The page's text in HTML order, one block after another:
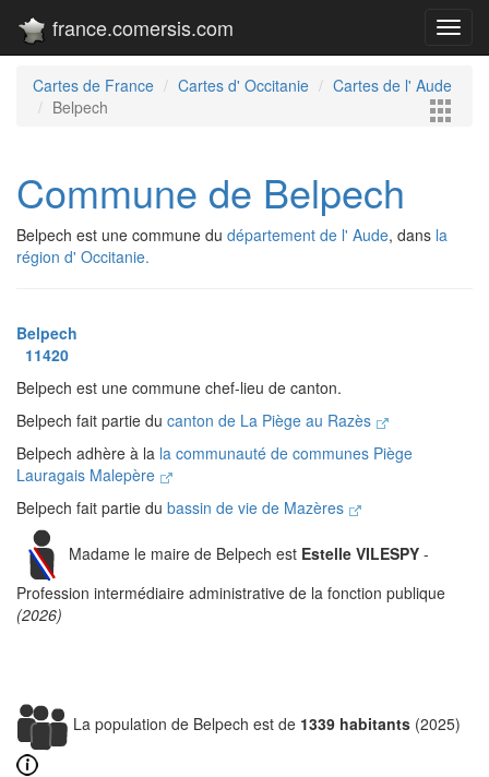
france.comersis.com
Cartes de France Cartes d' Occitanie
Cartes de l' Aude
Belpech
Commune de Belpech
Belpech est une commune du département de l' Aude, dans la
région d' Occitanie.
Belpech
11420
Belpech est une commune chef-lieu de canton.
Belpech fait partie du canton de La Piège au Razès
Belpech adhère à la la communauté de communes Piège
Lauragais Malepère
Belpech fait partie du bassin de vie de Mazères
Madame le maire de Belpech est Estelle VILESPY -
Profession intermédiaire administrative de la fonction publique
(2026)
La population de Belpech est de 1339 habitants (2025)